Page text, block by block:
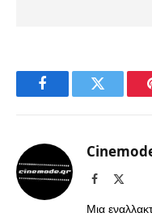
FacebookTwitter
Facebook
Μια